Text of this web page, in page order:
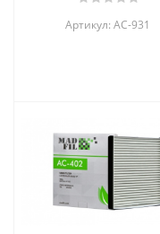
Артикул: АC-931